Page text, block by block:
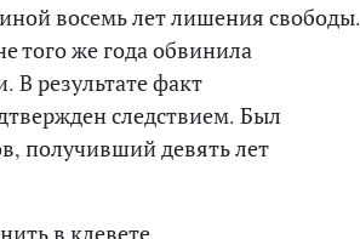
восемь лет лишения свободы.
того же года обвинила
В результате факт
следствием. Был
получивший девять лет
в клевете